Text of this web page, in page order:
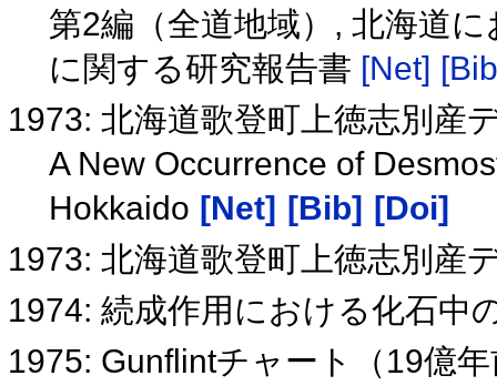
第2編（全道地域）, 北海道
に関する研究報告書 [Net]
1973: 北海道歌登町上徳志別産
A New Occurrence of
Hokkaido [Net] [Bib]
[Doi]
1973: 北海道歌登町上徳志別産
1974: 続成作用における化石中
1975: Gunflintチャート（19億